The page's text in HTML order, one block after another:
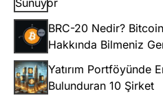
BRC-20 Nedir?
Hakkında Bilmeniz
Yatırım Portföyünde
Bulunduran 10 Şirket